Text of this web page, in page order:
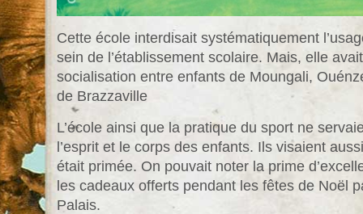
Cette école interdisait systématiquement
sein de l’établissement scolaire. Mais, elle
socialisation entre enfants de Moungali,
de Brazzaville
L’école ainsi que la pratique du sport ne
l’esprit et le corps des enfants. Ils visaient
était primée. On pouvait noter la prime
les cadeaux offerts pendant les fêtes de Noël
Palais.